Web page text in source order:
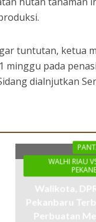
tuntutan, ketua
minggu pada
dialnjutkan
WALHI RIAU
Walikota,
Pekanbaru
Perbuatan